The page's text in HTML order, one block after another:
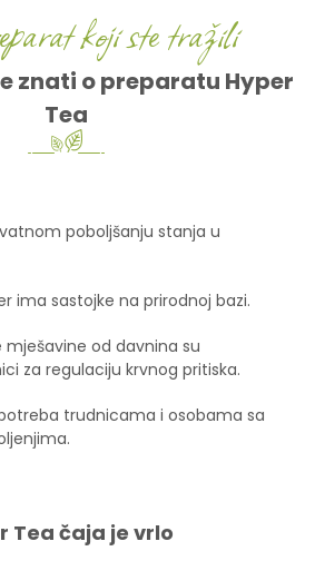
koji ste tražili
znati o preparatu Hyper
Tea
poboljšanju stanja u
ima sastojke na prirodnoj bazi.
od davnina su
za regulaciju krvnog pritiska.
trudnicama i osobama sa
Tea čaja je vrlo